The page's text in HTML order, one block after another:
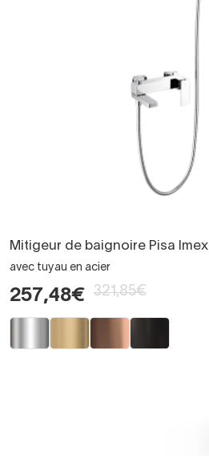
Mitigeur de baignoire Pisa Imex
avec tuyau en acier
257,48€ 321,85€